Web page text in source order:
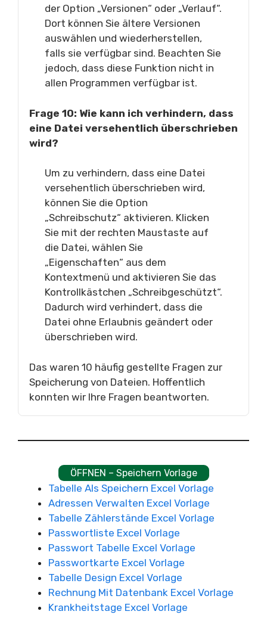
der Option „Versionen“ oder „Verlauf“.
Dort können Sie ältere Versionen
auswählen und wiederherstellen,
falls sie verfügbar sind. Beachten Sie
jedoch, dass diese Funktion nicht in
allen Programmen verfügbar ist.
Frage 10: Wie kann ich verhindern, dass
eine Datei versehentlich überschrieben
wird?
Um zu verhindern, dass eine Datei
versehentlich überschrieben wird,
können Sie die Option
„Schreibschutz“ aktivieren. Klicken
Sie mit der rechten Maustaste auf
die Datei, wählen Sie
„Eigenschaften“ aus dem
Kontextmenü und aktivieren Sie das
Kontrollkästchen „Schreibgeschützt“.
Dadurch wird verhindert, dass die
Datei ohne Erlaubnis geändert oder
überschrieben wird.
Das waren 10 häufig gestellte Fragen zur
Speicherung von Dateien. Hoffentlich
konnten wir Ihre Fragen beantworten.
ÖFFNEN – Speichern Vorlage
Tabelle Als Speichern Excel Vorlage
Adressen Verwalten Excel Vorlage
Tabelle Zählerstände Excel Vorlage
Passwortliste Excel Vorlage
Passwort Tabelle Excel Vorlage
Passwortkarte Excel Vorlage
Tabelle Design Excel Vorlage
Rechnung Mit Datenbank Excel Vorlage
Krankheitstage Excel Vorlage